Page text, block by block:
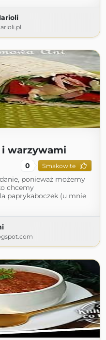
warzywami
0 Smakowite
ponieważ możemy
chcemy
paprykaboczek (u mnie